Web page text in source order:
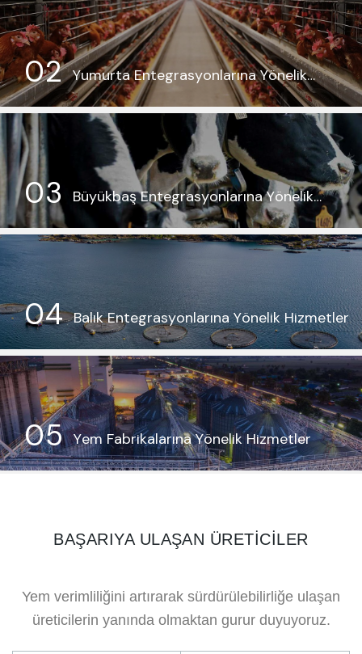
02 Yumurta Entegrasyonlarına Yönelik
Hizmetler
03 Büyükbaş Entegrasyonlarına Yönelik
tler
04 Balık Entegrasyonlarına Yönelik Hizmetler
05 Yem Fabrikalarına Yönelik Hizmetler
BAŞARIYA ULAŞAN ÜRETICILER
Yem verimliliğini artırarak sürdürülebilirliğe ulaşan
üreticilerin yanında olmaktan gurur duyuyoruz.